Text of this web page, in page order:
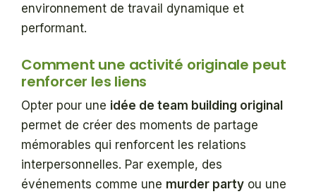
environnement de travail dynamique et
performant.
Comment une activité originale peut
renforcer les liens
Opter pour une idée de team building original
permet de créer des moments de partage
mémorables qui renforcent les relations
interpersonnelles. Par exemple, des
événements comme une murder party ou une